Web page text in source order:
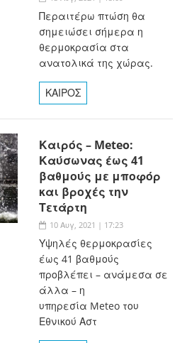
Περαιτέρω πτώση θα
σημειώσει σήμερα η
θερμοκρασία στα
ανατολικά της χώρας.
ΚΑΙΡΟΣ
Καιρός – Meteo:
Καύσωνας έως 41
βαθμούς με μποφόρ
και βροχές την
Τετάρτη
10 Αυγ, 2021 | 17:23
Υψηλές θερμοκρασίες
έως 41 βαθμούς
προβλέπει – ανάμεσα σε
άλλα – η
υπηρεσία Meteo του
Εθνικού Αστ